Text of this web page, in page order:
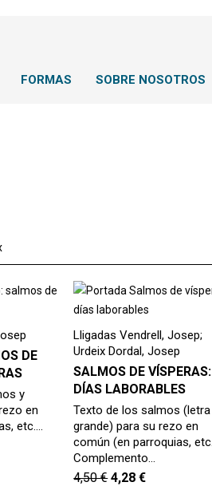
FORMAS SOBRE NOSOTROS
DE
y
en
etc.…
Lligadas Vendrell, Josep;
Urdeix Dordal, Josep
SALMOS DE VÍSPERAS:
DÍAS LABORABLES
Texto de los salmos (letra
grande) para su rezo en
común (en parroquias,
Complemento…
4,50€ 4,28€